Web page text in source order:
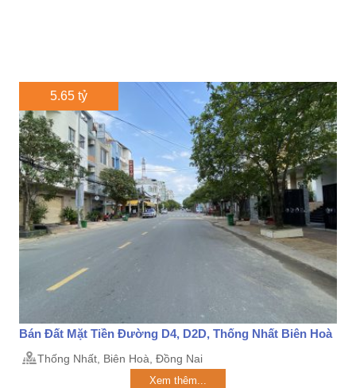
5.65 tỷ
Bán Đất Mặt Tiền Đường D4, D2D, Thống Nhất Biên Hoà
Thống Nhất, Biên Hoà, Đồng Nai
Xem thêm...